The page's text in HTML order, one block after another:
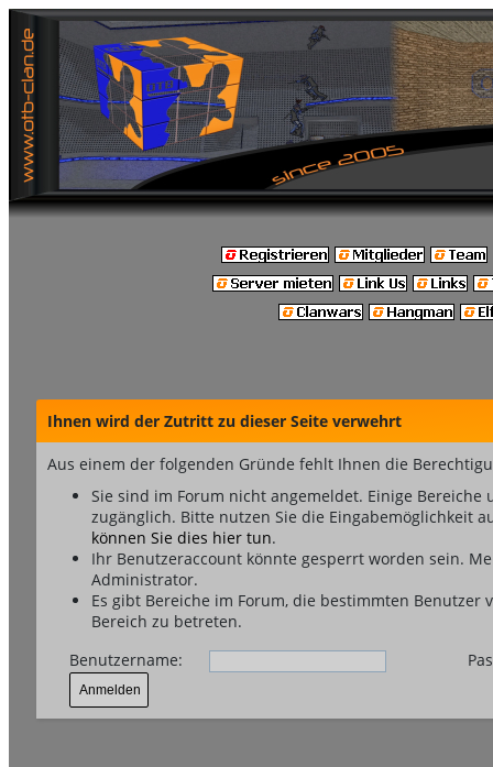
Ihnen wird der Zutritt zu dieser Seite verwehrt
Aus einem der folgenden Gründe fehlt Ihnen die
Sie sind im Forum nicht angemeldet. Einige
zugänglich. Bitte nutzen Sie die Eingabemöglichkeit
können Sie dies hier tun.
Ihr Benutzeraccount könnte gesperrt worden sein.
Administrator.
Es gibt Bereiche im Forum, die bestimmten
Bereich zu betreten.
Benutzername: